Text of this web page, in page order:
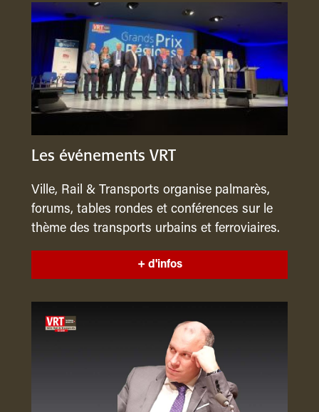
Les événements VRT
Ville, Rail & Transports organise palmarès,
forums, tables rondes et conférences sur le
thème des transports urbains et ferroviaires.
+ d'infos